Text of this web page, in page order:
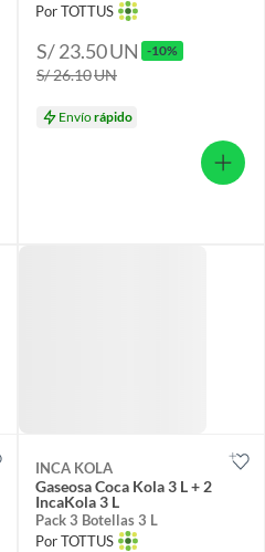
Por TOTTUS
S/ 23.50UN -10%
S/ 26.10UN
Envíorápido
INCA KOLA
Gaseosa Coca Kola 3 L + 2
IncaKola 3 L
Pack 3 Botellas 3 L
Por TOTTUS